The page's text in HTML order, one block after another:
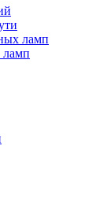
ламп
ламп